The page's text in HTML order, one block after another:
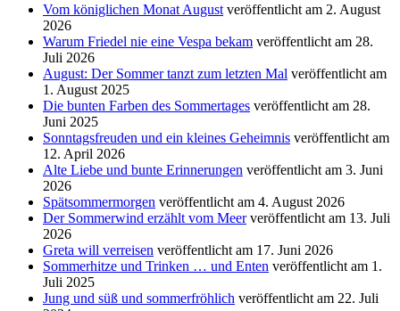
Vom königlichen Monat August veröffentlicht am 2. August
2026
Warum Friedel nie eine Vespa bekam veröffentlicht am 28.
Juli 2026
August: Der Sommer tanzt zum letzten Mal veröffentlicht am
1. August 2025
Die bunten Farben des Sommertages veröffentlicht am 28.
Juni 2025
Sonntagsfreuden und ein kleines Geheimnis veröffentlicht am
12. April 2026
Alte Liebe und bunte Erinnerungen veröffentlicht am 3. Juni
2026
Spätsommermorgen veröffentlicht am 4. August 2026
Der Sommerwind erzählt vom Meer veröffentlicht am 13. Juli
2026
Greta will verreisen veröffentlicht am 17. Juni 2026
Sommerhitze und Trinken … und Enten veröffentlicht am 1.
Juli 2025
Jung und süß und sommerfröhlich veröffentlicht am 22. Juli